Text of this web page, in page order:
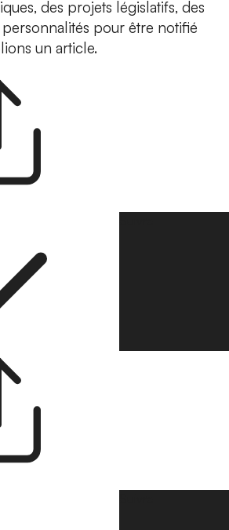
des projets législatifs, des
pour être notifié
un article.